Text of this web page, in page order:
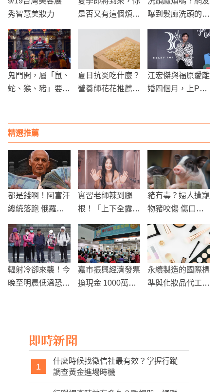
秀智慧美妝力
是否又有這個煩惱
實用的店家吧
曝到髮廊洗頭的隱
鬼門開，屬「鼠、
蛇、猴、豬」要小
招陰
夏日抗炎吃什麼？
營養師花花推薦5
江宏傑與福原愛離
婚四個月，上Pod
精選推薦
都是錢啊！阿富汗
總統落跑 俄羅斯
輛車塞不下
實習老師辣到腿
根！「上下全露」
豬有毒？婦人遭寵
物豬咬傷 傷口竟
輻射冷卻來襲！今
晚至明晨低溫恐突
嘉市振興經濟發票
換現金 1000萬元
永續製造的國際標
準與化妝品代工認
即時新聞
1
什麼時候找徵信社最有效？掌握行蹤
調查黃金進場時機